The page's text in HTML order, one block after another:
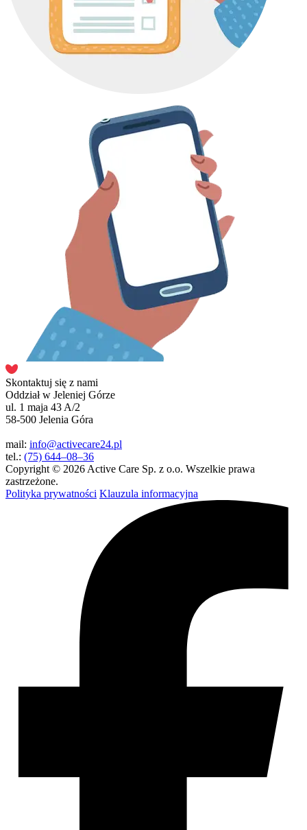
Skontaktuj się z nami
Oddział w Jeleniej Górze
ul. 1 maja 43 A/2
58-500 Jelenia Góra
mail: info@activecare24.pl
tel.: (75) 644–08–36
Copyright © 2026 Active Care Sp. z o.o. Wszelkie prawa
zastrzeżone.
Polityka prywatności Klauzula informacyjna